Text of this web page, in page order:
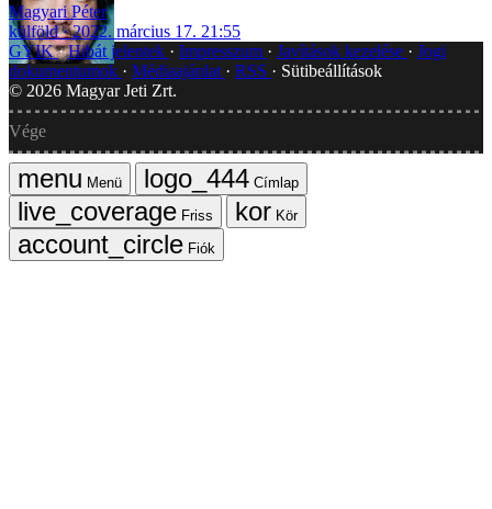
Magyari Péter
külföld
2022. március 17. 21:55
GYIK Hibát jelentek Impresszum Javítások kezelése
Jogi
dokumentumok
Médiaajánlat RSS
Sütibeállítások
© 2026 Magyar Jeti Zrt.
Vége
Menü
Címlap
Friss
Kör
Fiók